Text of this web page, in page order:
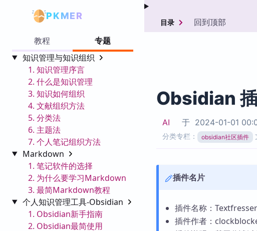
PKMER
教程
专题
知识管理与知识组织
1. 知识管理序言
2. 什么是知识管理
3. 知识如何组织
4. 文献组织方法
5. 分类法
6. 主题法
7. 个人笔记组织方法
Markdown
1. 笔记软件的选择
2. 为什么要学习Markdown
3. 最简Markdown教程
个人知识管理工具-Obsidian
1. Obsidian新手指南
2. Obsidian最简使用
目录 回到顶部
Obsidian
AI 于 2024-01-01
分类专栏： obsidian社区插件
插件名片
插件名称：Textfresser
插件作者：